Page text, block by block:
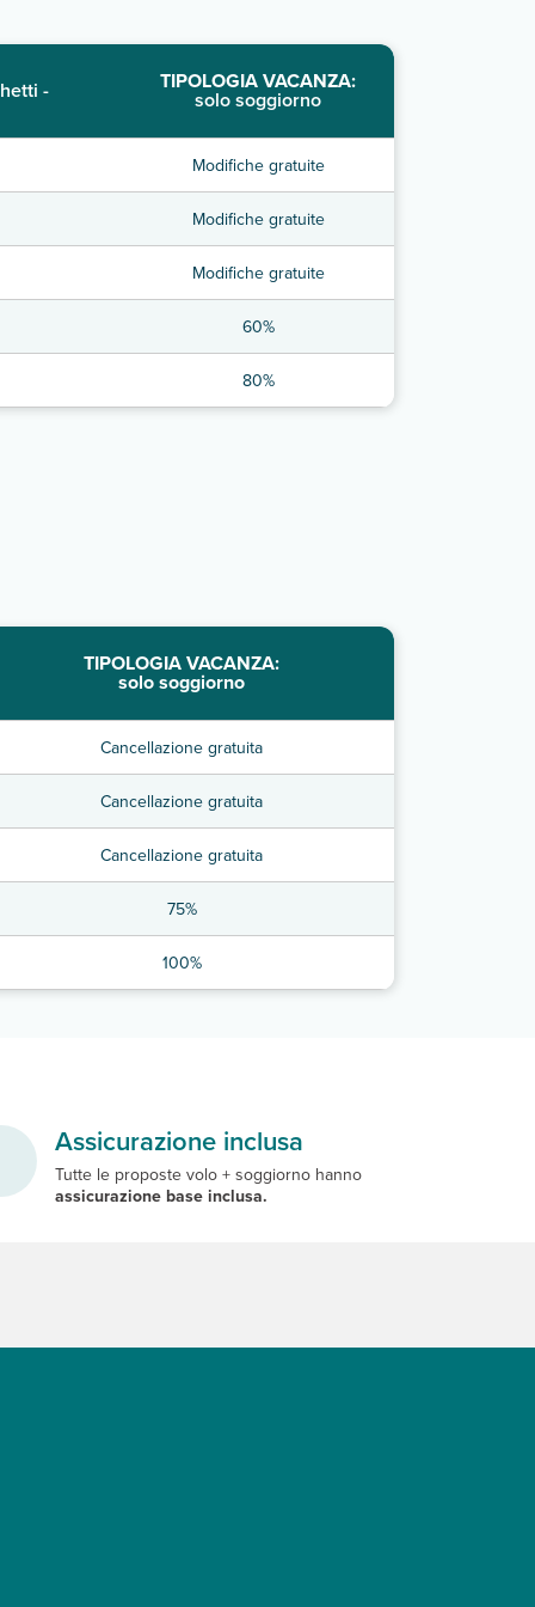
- TIPOLOGIA VACANZA:
solo soggiorno
Modifiche gratuite
Modifiche gratuite
Modifiche gratuite
60%
80%
TIPOLOGIA VACANZA:
solo soggiorno
Cancellazione gratuita
Cancellazione gratuita
Cancellazione gratuita
75%
100%
Assicurazione inclusa
Tutte le proposte volo + soggiorno hanno
assicurazione base inclusa.